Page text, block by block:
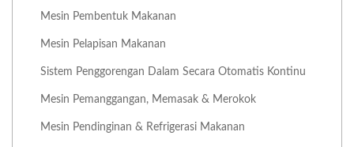
Mesin Pembentuk Makanan
Mesin Pelapisan Makanan
Sistem Penggorengan Dalam Secara Otomatis Kontinu
Mesin Pemanggangan, Memasak & Merokok
Mesin Pendinginan & Refrigerasi Makanan